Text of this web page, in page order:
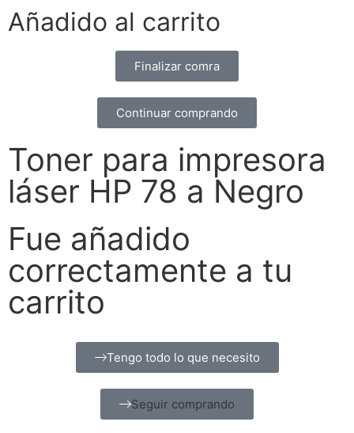
Añadido al carrito
Finalizar comra
Continuar comprando
Toner para impresora
láser HP 78 a Negro
Fue añadido
correctamente a tu
carrito
Tengo todo lo que necesito
Seguir comprando